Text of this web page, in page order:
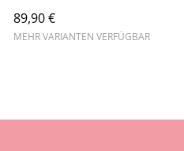
89,90 €
MEHR VARIANTEN VERFÜGBAR